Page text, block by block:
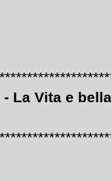
La Vita e bella